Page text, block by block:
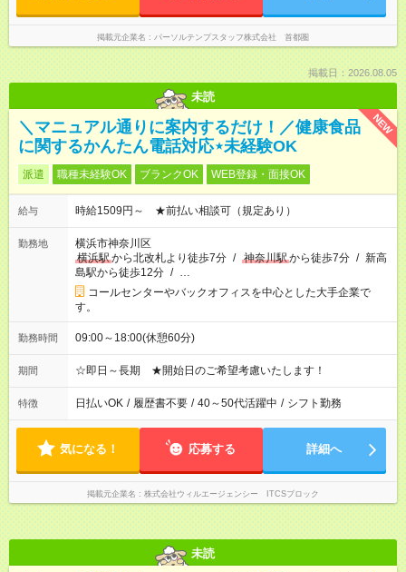
掲載元企業名 パーソルテンプスタッフ株式会社 首都圏
掲載日：2026.08.05
未読
NEW
＼マニュアル通りに案内するだけ！／健康食品
に関するかんたん電話対応⋆未経験OK
派遣 職種未経験OK ブランクOK WEB登録・面接OK
給与 時給1509円～ ★前払い相談可（規定あり）
勤務地
横浜市神奈川区
横浜駅から北改札より徒歩7分 / 神奈川駅から徒歩7分 / 新高
島駅から徒歩12分 / …
コールセンターやバックオフィスを中心とした大手企業で
す。
勤務時間 09:00～18:00(休憩60分)
期間 ☆即日～長期 ★開始日のご希望考慮いたします！
特徴 日払いOK / 履歴書不要 / 40～50代活躍中 / シフト勤務
気になる！ 応募する 詳細へ
掲載元企業名 株式会社ウィルエージェンシー ITCSブロック
未読